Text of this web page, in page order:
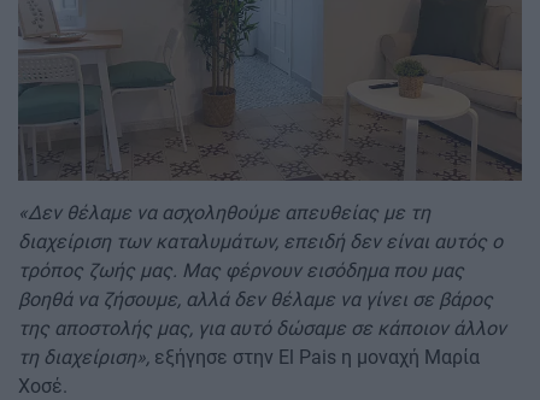
«Δεν θέλαμε να ασχοληθούμε απευθείας με τη
διαχείριση των καταλυμάτων, επειδή δεν είναι αυτός ο
τρόπος ζωής μας. Μας φέρνουν εισόδημα που μας
βοηθά να ζήσουμε, αλλά δεν θέλαμε να γίνει σε βάρος
της αποστολής μας, για αυτό δώσαμε σε κάποιον άλλον
τη διαχείριση», εξήγησε στην El Pais η μοναχή Μαρία
Χοσέ.